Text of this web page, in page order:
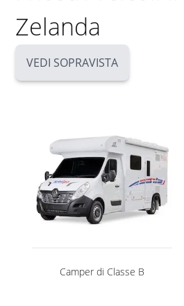
Zelanda
VEDI SOPRAVISTA
Camper di Classe B